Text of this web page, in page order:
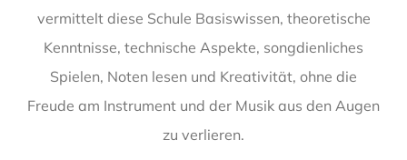
vermittelt diese Schule Basiswissen, theoretische
Kenntnisse, technische Aspekte, songdienliches
Spielen, Noten lesen und Kreativität, ohne die
Freude am Instrument und der Musik aus den Augen
zu verlieren.